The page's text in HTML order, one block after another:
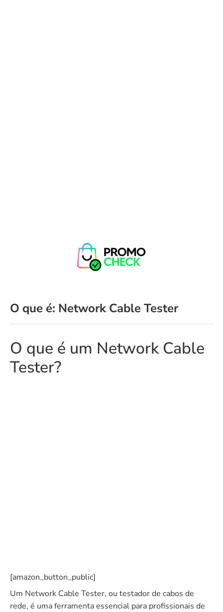
O que é: Network Cable Tester
O que é um Network Cable
Tester?
[amazon_button_public]
Um Network Cable Tester, ou testador de cabos de
rede, é uma ferramenta essencial para profissionais de